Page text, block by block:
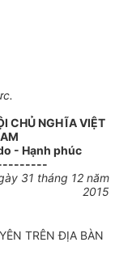
CHỦ NGHĨA VIỆT
- Hạnh phúc
31 tháng 12năm
2015
TRÊN ĐỊA BÀN